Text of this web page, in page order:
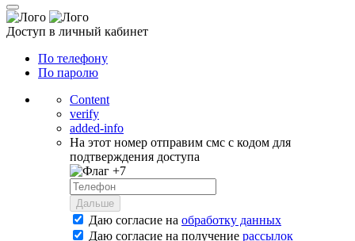
Доступ в личный кабинет
По телефону
По паролю
Content
verify
added-info
На этот номер отправим смс с кодом для
подтверждения доступа
+7
Дальше
Даю согласие на обработку данных
Даю согласие на получение рассылок